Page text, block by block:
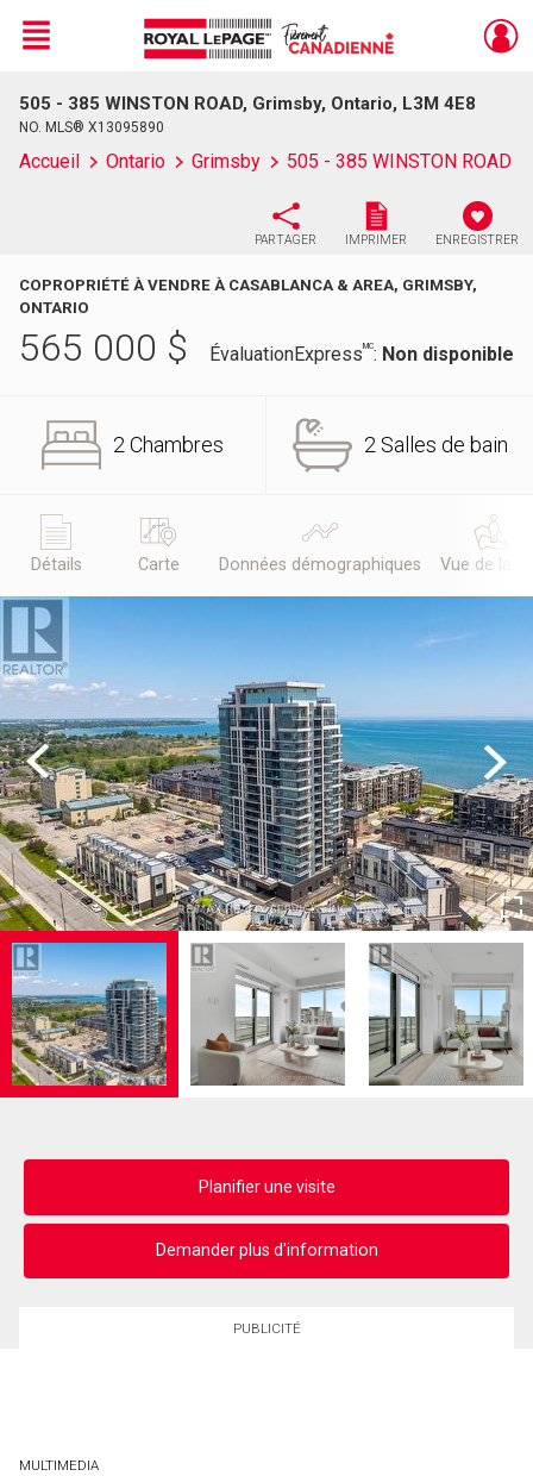
Live
En Direct
Menu
505 - 385 WINSTON ROAD, Grimsby, Ontario, L3M 4E8
NO. MLS® X13095890
Accueil Ontario Grimsby 505 - 385 WINSTON ROAD
PARTAGER IMPRIMER ENREGISTRER
COPROPRIÉTÉ À VENDRE À CASABLANCA & AREA, GRIMSBY,
ONTARIO
565 000 $ ÉvaluationExpressMC: Non disponible
2 Chambres 2 Salles de bain
Détails Carte Données démographiques Vue de la
Previous Next
Planifier une visite
Demander plus d'information
PUBLICITÉ
MULTIMEDIA